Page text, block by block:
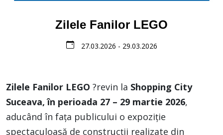
Zilele Fanilor LEGO
27.03.2026 - 29.03.2026
Zilele Fanilor LEGO ?revin la Shopping City
Suceava, în perioada 27 – 29 martie 2026,
aducând în fața publicului o expoziție
spectaculoasă de construcții realizate din